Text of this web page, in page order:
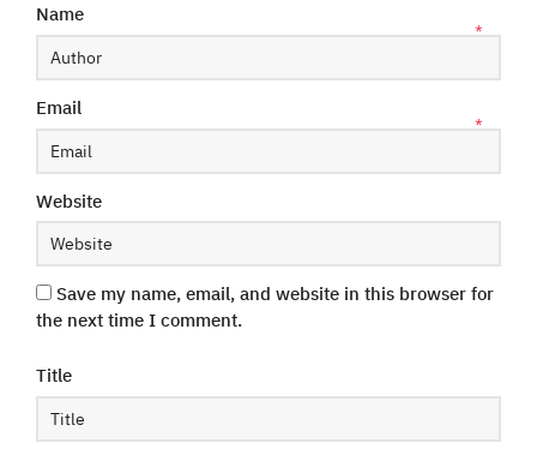
Name
*
Email
*
Website
Save my name, email, and website in this browser for
the next time I comment.
Title